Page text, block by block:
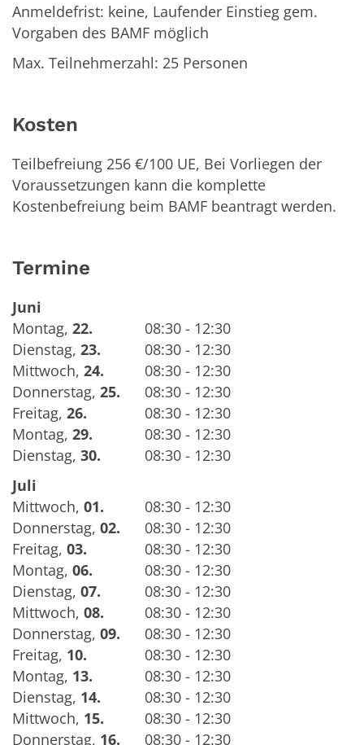
Anmeldefrist: keine, Laufender Einstieg gem.
Vorgaben des BAMF möglich
Max. Teilnehmerzahl: 25 Personen
Kosten
Teilbefreiung 256 €/100 UE, Bei Vorliegen der
Voraussetzungen kann die komplette
Kostenbefreiung beim BAMF beantragt werden.
Termine
Juni
Montag, 22.
08:30 - 12:30
Dienstag, 23.
08:30 - 12:30
Mittwoch, 24.
08:30 - 12:30
Donnerstag, 25.
08:30 - 12:30
Freitag, 26.
08:30 - 12:30
Montag, 29.
08:30 - 12:30
Dienstag, 30.
08:30 - 12:30
Juli
Mittwoch, 01.
08:30 - 12:30
Donnerstag, 02.
08:30 - 12:30
Freitag, 03.
08:30 - 12:30
Montag, 06.
08:30 - 12:30
Dienstag, 07.
08:30 - 12:30
Mittwoch, 08.
08:30 - 12:30
Donnerstag, 09.
08:30 - 12:30
Freitag, 10.
08:30 - 12:30
Montag, 13.
08:30 - 12:30
Dienstag, 14.
08:30 - 12:30
Mittwoch, 15.
08:30 - 12:30
Donnerstag, 16. 08:30 - 12:30